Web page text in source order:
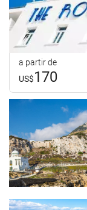
a partir de
US$170